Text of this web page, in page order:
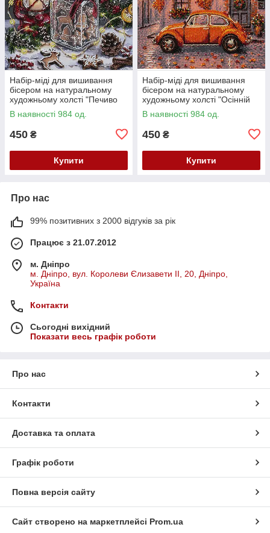
Набір-міді для вишивання
бісером на натуральному
художньому холсті "Печиво
для Санти" Абрис Арт AMB-
148
В наявності 984 од.
450 ₴
Купити
Набір-міді для вишивання
бісером на натуральному
художньому холсті "Осінній
квартал" Абрис Арт AMB-147
В наявності 984 од.
450 ₴
Купити
Про нас
99% позитивних з 2000 відгуків за рік
Працює з 21.07.2012
м. Дніпро
м. Дніпро, вул. Королеви Єлизавети ІІ, 20, Дніпро,
Україна
Контакти
Сьогодні вихідний
Показати весь графік роботи
Про нас
Контакти
Доставка та оплата
Графік роботи
Повна версія сайту
Сайт створено на маркетплейсі Prom.ua